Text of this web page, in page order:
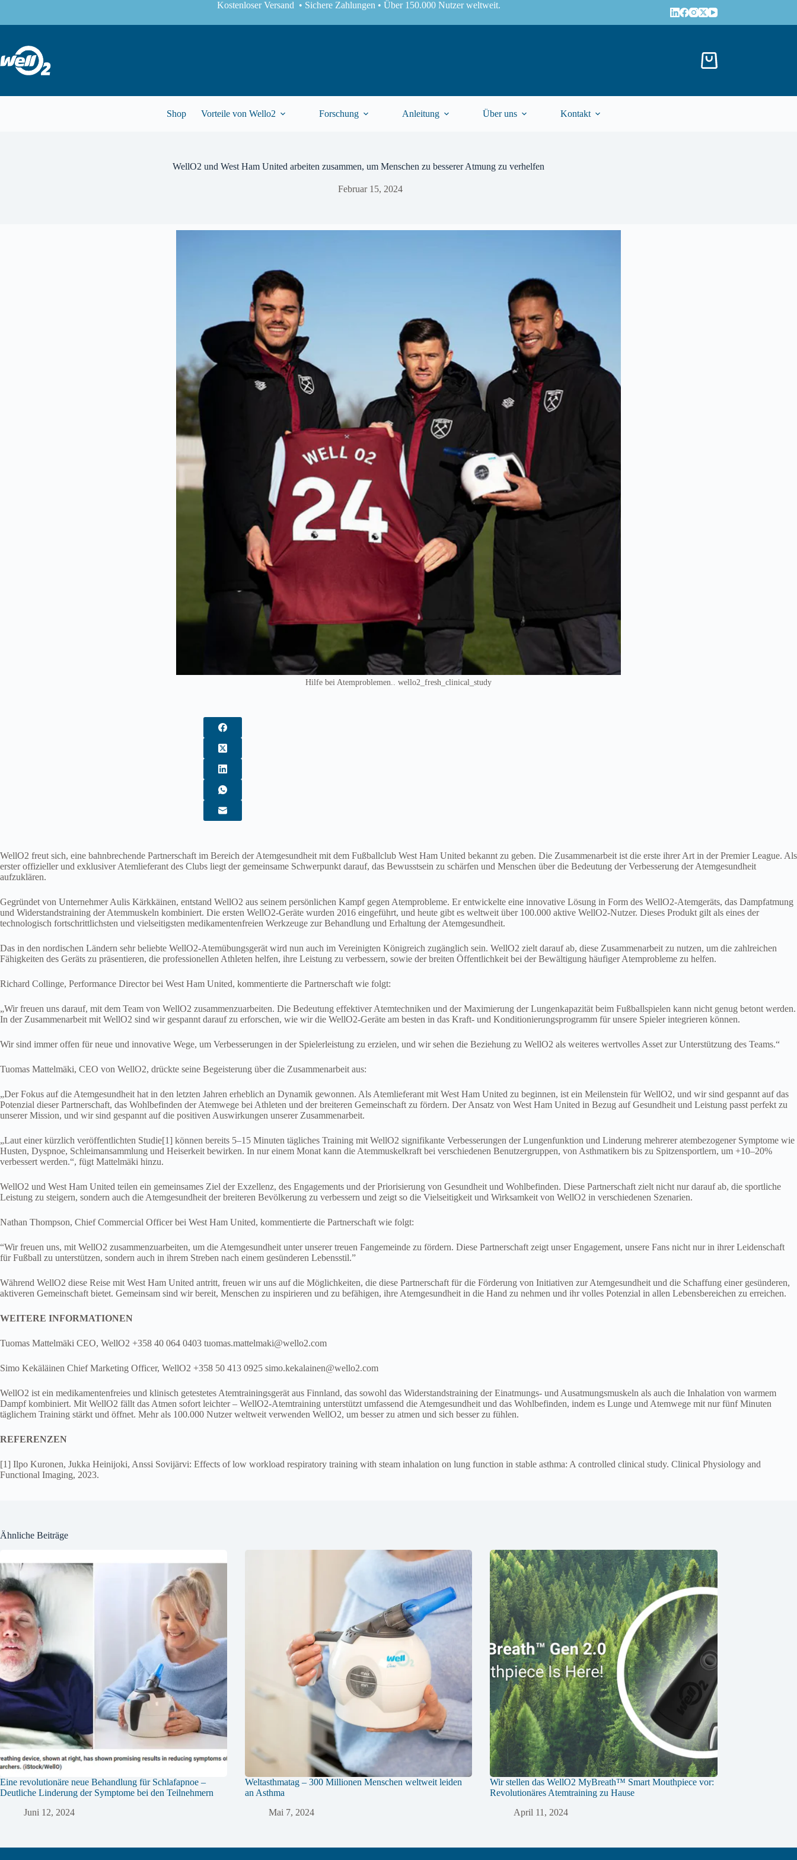
Kostenloser Versand • Sichere Zahlungen • Über 150.000 Nutzer weltweit.
Shop Vorteile von Wello2 Forschung Anleitung Über uns Kontakt
WellO2 und West Ham United arbeiten zusammen, um Menschen zu besserer Atmung zu verhelfen
Februar 15, 2024
Hilfe bei Atemproblemen.. wello2_fresh_clinical_study
WellO2 freut sich, eine bahnbrechende Partnerschaft im Bereich der Atemgesundheit mit dem Fußballclub West Ham United bekannt zu geben. Die Zusammenarbeit ist die erste ihrer Art in der Premier League. Als
erster offizieller und exklusiver Atemlieferant des Clubs liegt der gemeinsame Schwerpunkt darauf, das Bewusstsein zu schärfen und Menschen über die Bedeutung der Verbesserung der Atemgesundheit
aufzuklären.
Gegründet von Unternehmer Aulis Kärkkäinen, entstand WellO2 aus seinem persönlichen Kampf gegen Atemprobleme. Er entwickelte eine innovative Lösung in Form des WellO2-Atemgeräts, das Dampfatmung
und Widerstandstraining der Atemmuskeln kombiniert. Die ersten WellO2-Geräte wurden 2016 eingeführt, und heute gibt es weltweit über 100.000 aktive WellO2-Nutzer. Dieses Produkt gilt als eines der
technologisch fortschrittlichsten und vielseitigsten medikamentenfreien Werkzeuge zur Behandlung und Erhaltung der Atemgesundheit.
Das in den nordischen Ländern sehr beliebte WellO2-Atemübungsgerät wird nun auch im Vereinigten Königreich zugänglich sein. WellO2 zielt darauf ab, diese Zusammenarbeit zu nutzen, um die zahlreichen
Fähigkeiten des Geräts zu präsentieren, die professionellen Athleten helfen, ihre Leistung zu verbessern, sowie der breiten Öffentlichkeit bei der Bewältigung häufiger Atemprobleme zu helfen.
Richard Collinge, Performance Director bei West Ham United, kommentierte die Partnerschaft wie folgt:
„Wir freuen uns darauf, mit dem Team von WellO2 zusammenzuarbeiten. Die Bedeutung effektiver Atemtechniken und der Maximierung der Lungenkapazität beim Fußballspielen kann nicht genug betont werden.
In der Zusammenarbeit mit WellO2 sind wir gespannt darauf zu erforschen, wie wir die WellO2-Geräte am besten in das Kraft- und Konditionierungsprogramm für unsere Spieler integrieren können.
Wir sind immer offen für neue und innovative Wege, um Verbesserungen in der Spielerleistung zu erzielen, und wir sehen die Beziehung zu WellO2 als weiteres wertvolles Asset zur Unterstützung des Teams.“
Tuomas Mattelmäki, CEO von WellO2, drückte seine Begeisterung über die Zusammenarbeit aus:
„Der Fokus auf die Atemgesundheit hat in den letzten Jahren erheblich an Dynamik gewonnen. Als Atemlieferant mit West Ham United zu beginnen, ist ein Meilenstein für WellO2, und wir sind gespannt auf das
Potenzial dieser Partnerschaft, das Wohlbefinden der Atemwege bei Athleten und der breiteren Gemeinschaft zu fördern. Der Ansatz von West Ham United in Bezug auf Gesundheit und Leistung passt perfekt zu
unserer Mission, und wir sind gespannt auf die positiven Auswirkungen unserer Zusammenarbeit.
„Laut einer kürzlich veröffentlichten Studie[1] können bereits 5–15 Minuten tägliches Training mit WellO2 signifikante Verbesserungen der Lungenfunktion und Linderung mehrerer atembezogener Symptome wie
Husten, Dyspnoe, Schleimansammlung und Heiserkeit bewirken. In nur einem Monat kann die Atemmuskelkraft bei verschiedenen Benutzergruppen, von Asthmatikern bis zu Spitzensportlern, um +10–20%
verbessert werden.“, fügt Mattelmäki hinzu.
WellO2 und West Ham United teilen ein gemeinsames Ziel der Exzellenz, des Engagements und der Priorisierung von Gesundheit und Wohlbefinden. Diese Partnerschaft zielt nicht nur darauf ab, die sportliche
Leistung zu steigern, sondern auch die Atemgesundheit der breiteren Bevölkerung zu verbessern und zeigt so die Vielseitigkeit und Wirksamkeit von WellO2 in verschiedenen Szenarien.
Nathan Thompson, Chief Commercial Officer bei West Ham United, kommentierte die Partnerschaft wie folgt:
“Wir freuen uns, mit WellO2 zusammenzuarbeiten, um die Atemgesundheit unter unserer treuen Fangemeinde zu fördern. Diese Partnerschaft zeigt unser Engagement, unsere Fans nicht nur in ihrer Leidenschaft
für Fußball zu unterstützen, sondern auch in ihrem Streben nach einem gesünderen Lebensstil.”
Während WellO2 diese Reise mit West Ham United antritt, freuen wir uns auf die Möglichkeiten, die diese Partnerschaft für die Förderung von Initiativen zur Atemgesundheit und die Schaffung einer gesünderen,
aktiveren Gemeinschaft bietet. Gemeinsam sind wir bereit, Menschen zu inspirieren und zu befähigen, ihre Atemgesundheit in die Hand zu nehmen und ihr volles Potenzial in allen Lebensbereichen zu erreichen.
WEITERE INFORMATIONEN
Tuomas Mattelmäki CEO, WellO2 +358 40 064 0403 tuomas.mattelmaki@wello2.com
Simo Kekäläinen Chief Marketing Officer, WellO2 +358 50 413 0925 simo.kekalainen@wello2.com
WellO2 ist ein medikamentenfreies und klinisch getestetes Atemtrainingsgerät aus Finnland, das sowohl das Widerstandstraining der Einatmungs- und Ausatmungsmuskeln als auch die Inhalation von warmem
Dampf kombiniert. Mit WellO2 fällt das Atmen sofort leichter – WellO2-Atemtraining unterstützt umfassend die Atemgesundheit und das Wohlbefinden, indem es Lunge und Atemwege mit nur fünf Minuten
täglichem Training stärkt und öffnet. Mehr als 100.000 Nutzer weltweit verwenden WellO2, um besser zu atmen und sich besser zu fühlen.
REFERENZEN
[1] Ilpo Kuronen, Jukka Heinijoki, Anssi Sovijärvi: Effects of low workload respiratory training with steam inhalation on lung function in stable asthma: A controlled clinical study. Clinical Physiology and
Functional Imaging, 2023.
Ähnliche Beiträge
Eine revolutionäre neue Behandlung für Schlafapnoe –
Deutliche Linderung der Symptome bei den Teilnehmern
Juni 12, 2024
Weltasthmatag – 300 Millionen Menschen weltweit leiden
an Asthma
Mai 7, 2024
Wir stellen das WellO2 MyBreath™ Smart Mouthpiece vor:
Revolutionäres Atemtraining zu Hause
April 11, 2024